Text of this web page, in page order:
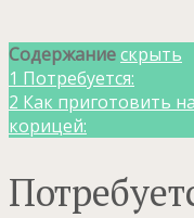
Содержаниескрыть
1 Потребуется:
2 Как приготовить
корицей: